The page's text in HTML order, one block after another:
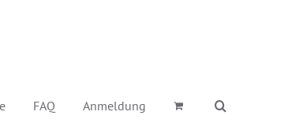
FAQ Anmeldung